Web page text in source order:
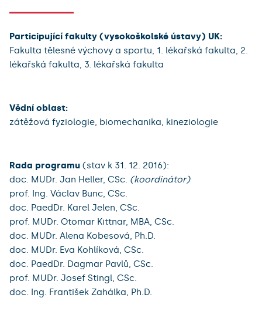
Participující fakulty (vysokoškolské ústavy) UK:
Fakulta tělesné výchovy a sportu, 1. lékařská fakulta, 2.
lékařská fakulta, 3. lékařská fakulta
Vědní oblast:
zátěžová fyziologie, biomechanika, kineziologie
Rada programu (stav k 31. 12. 2016):
doc. MUDr. Jan Heller, CSc. (koordinátor)
prof. Ing. Václav Bunc, CSc.
doc. PaedDr. Karel Jelen, CSc.
prof. MUDr. Otomar Kittnar, MBA, CSc.
doc. MUDr. Alena Kobesová, Ph.D.
doc. MUDr. Eva Kohlíková, CSc.
doc. PaedDr. Dagmar Pavlů, CSc.
prof. MUDr. Josef Stingl, CSc.
doc. Ing. František Zahálka, Ph.D.